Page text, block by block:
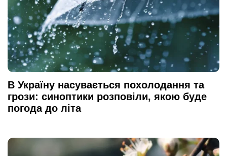
В Україну насувається похолодання та
грози: синоптики розповіли, якою буде
погода до літа